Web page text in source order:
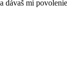
a dávaš mi